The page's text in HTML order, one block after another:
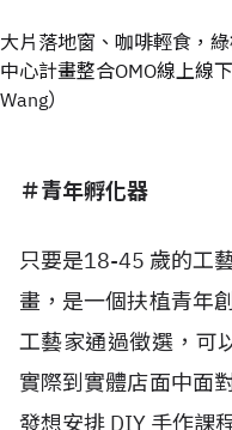
大片落地窗、咖啡輕食，
中心計畫整合OMO線上線
Wang）
＃青年孵化器
只要是18-45 歲的工
畫，是一個扶植青年
工藝家通過徵選，可
實際到實體店面中面
發想安排 DIY 手作課